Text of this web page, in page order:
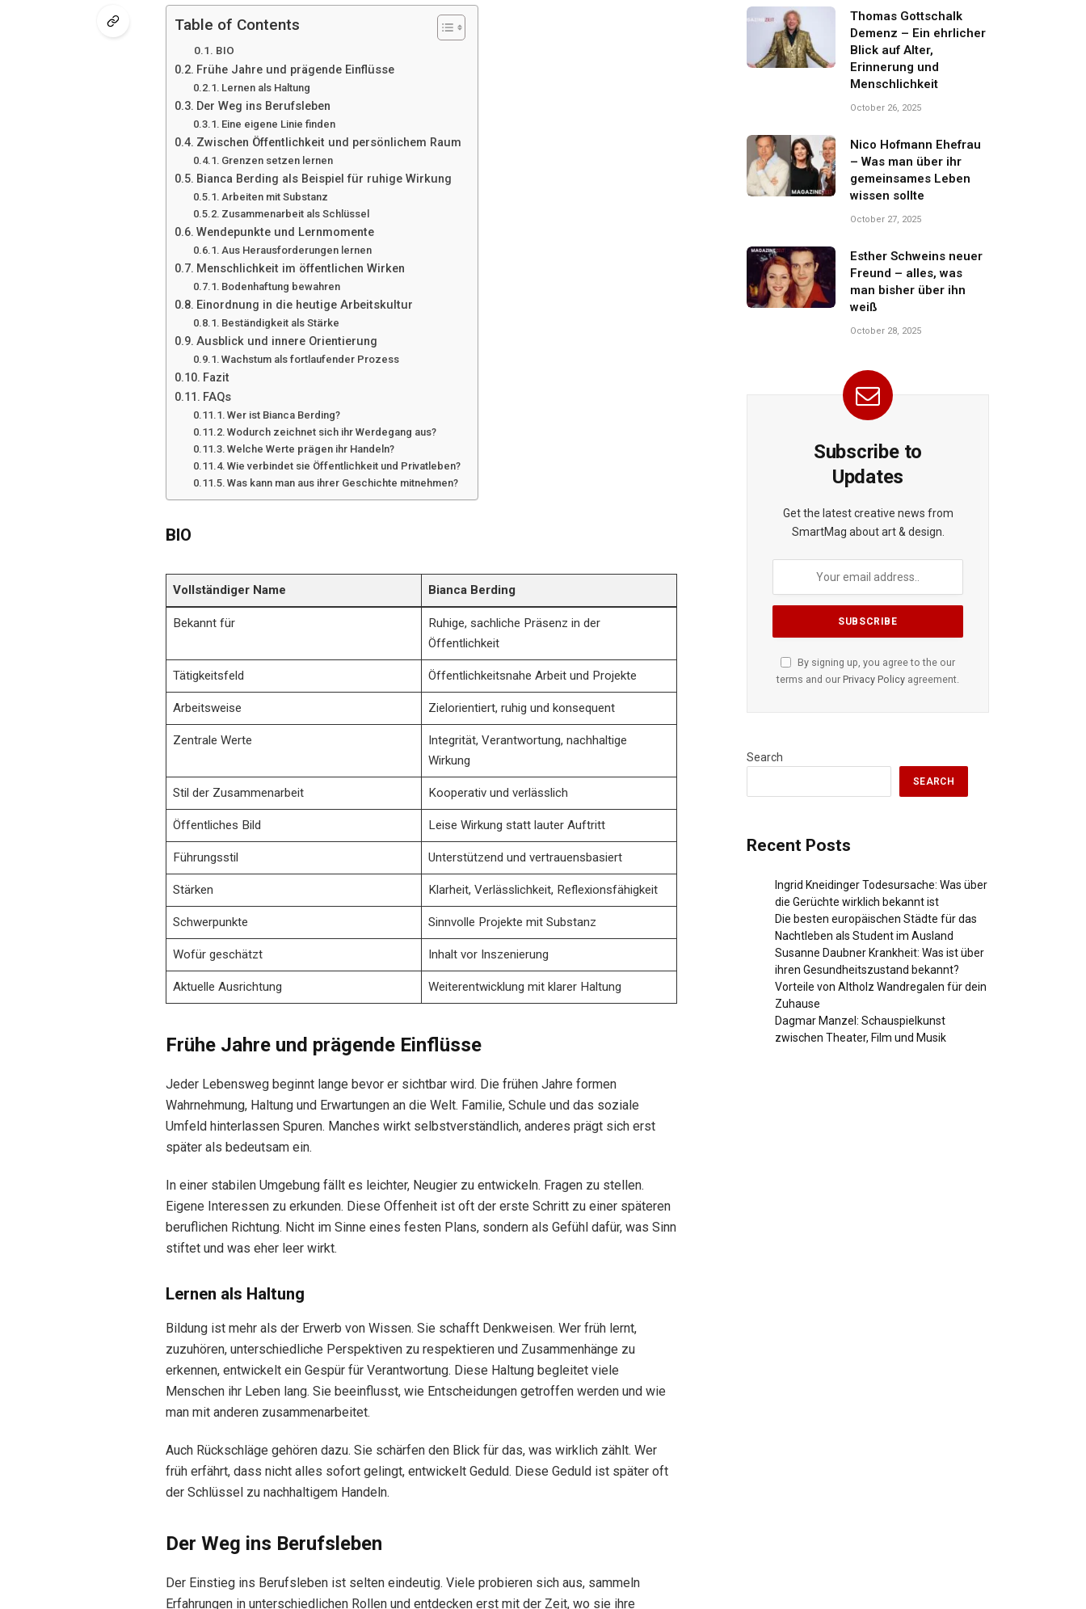
Table of Contents
BIO
Frühe Jahre und prägende Einflüsse
Lernen als Haltung
Der Weg ins Berufsleben
Eine eigene Linie finden
Zwischen Öffentlichkeit und persönlichem Raum
Grenzen setzen lernen
Bianca Berding als Beispiel für ruhige Wirkung
Arbeiten mit Substanz
Zusammenarbeit als Schlüssel
Wendepunkte und Lernmomente
Aus Herausforderungen lernen
Menschlichkeit im öffentlichen Wirken
Bodenhaftung bewahren
Einordnung in die heutige Arbeitskultur
Beständigkeit als Stärke
Ausblick und innere Orientierung
Wachstum als fortlaufender Prozess
Fazit
FAQs
Wer ist Bianca Berding?
Wodurch zeichnet sich ihr Werdegang aus?
Welche Werte prägen ihr Handeln?
Wie verbindet sie Öffentlichkeit und Privatleben?
Was kann man aus ihrer Geschichte mitnehmen?
BIO
Vollständiger Name Bianca Berding
Bekannt für
Ruhige, sachliche Präsenz in der
Öffentlichkeit
Tätigkeitsfeld Öffentlichkeitsnahe Arbeit und Projekte
Arbeitsweise Zielorientiert, ruhig und konsequent
Zentrale Werte
Integrität, Verantwortung, nachhaltige
Wirkung
Stil der Zusammenarbeit Kooperativ und verlässlich
Öffentliches Bild Leise Wirkung statt lauter Auftritt
Führungsstil Unterstützend und vertrauensbasiert
Stärken Klarheit, Verlässlichkeit, Reflexionsfähigkeit
Schwerpunkte Sinnvolle Projekte mit Substanz
Wofür geschätzt Inhalt vor Inszenierung
Aktuelle Ausrichtung Weiterentwicklung mit klarer Haltung
Frühe Jahre und prägende Einflüsse
Jeder Lebensweg beginnt lange bevor er sichtbar wird. Die frühen Jahre formen
Wahrnehmung, Haltung und Erwartungen an die Welt. Familie, Schule und das soziale
Umfeld hinterlassen Spuren. Manches wirkt selbstverständlich, anderes prägt sich erst
später als bedeutsam ein.
In einer stabilen Umgebung fällt es leichter, Neugier zu entwickeln. Fragen zu stellen.
Eigene Interessen zu erkunden. Diese Offenheit ist oft der erste Schritt zu einer späteren
beruflichen Richtung. Nicht im Sinne eines festen Plans, sondern als Gefühl dafür, was Sinn
stiftet und was eher leer wirkt.
Lernen als Haltung
Bildung ist mehr als der Erwerb von Wissen. Sie schafft Denkweisen. Wer früh lernt,
zuzuhören, unterschiedliche Perspektiven zu respektieren und Zusammenhänge zu
erkennen, entwickelt ein Gespür für Verantwortung. Diese Haltung begleitet viele
Menschen ihr Leben lang. Sie beeinflusst, wie Entscheidungen getroffen werden und wie
man mit anderen zusammenarbeitet.
Auch Rückschläge gehören dazu. Sie schärfen den Blick für das, was wirklich zählt. Wer
früh erfährt, dass nicht alles sofort gelingt, entwickelt Geduld. Diese Geduld ist später oft
der Schlüssel zu nachhaltigem Handeln.
Der Weg ins Berufsleben
Der Einstieg ins Berufsleben ist selten eindeutig. Viele probieren sich aus, sammeln
Erfahrungen in unterschiedlichen Rollen und entdecken erst mit der Zeit, wo sie ihre
Thomas Gottschalk
Demenz – Ein ehrlicher
Blick auf Alter,
Erinnerung und
Menschlichkeit
October 26, 2025
Nico Hofmann Ehefrau
– Was man über ihr
gemeinsames Leben
wissen sollte
October 27, 2025
Esther Schweins neuer
Freund – alles, was
man bisher über ihn
weiß
October 28, 2025
Subscribe to
Updates
Get the latest creative news from
SmartMag about art & design.
By signing up, you agree to the our
terms and our Privacy Policy agreement.
Search
SEARCH
Recent Posts
Ingrid Kneidinger Todesursache: Was über
die Gerüchte wirklich bekannt ist
Die besten europäischen Städte für das
Nachtleben als Student im Ausland
Susanne Daubner Krankheit: Was ist über
ihren Gesundheitszustand bekannt?
Vorteile von Altholz Wandregalen für dein
Zuhause
Dagmar Manzel: Schauspielkunst
zwischen Theater, Film und Musik